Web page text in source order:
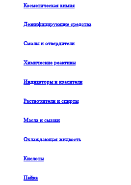
Косметическая химия
Дезинфицирующие средства
Смолы и отвердители
Химические реактивы
Индикаторы и красители
Растворители и спирты
Масла и смазки
Охлаждающая жидкость
Кислоты
Пайка